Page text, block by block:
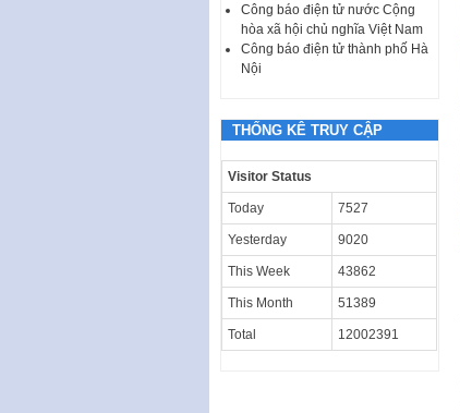
Công báo điện tử nước Cộng
hòa xã hội chủ nghĩa Việt Nam
Công báo điện tử thành phố Hà
Nội
THỐNG KÊ TRUY CẬP
Visitor Status
Today 7527
Yesterday 9020
This Week 43862
This Month 51389
Total 12002391